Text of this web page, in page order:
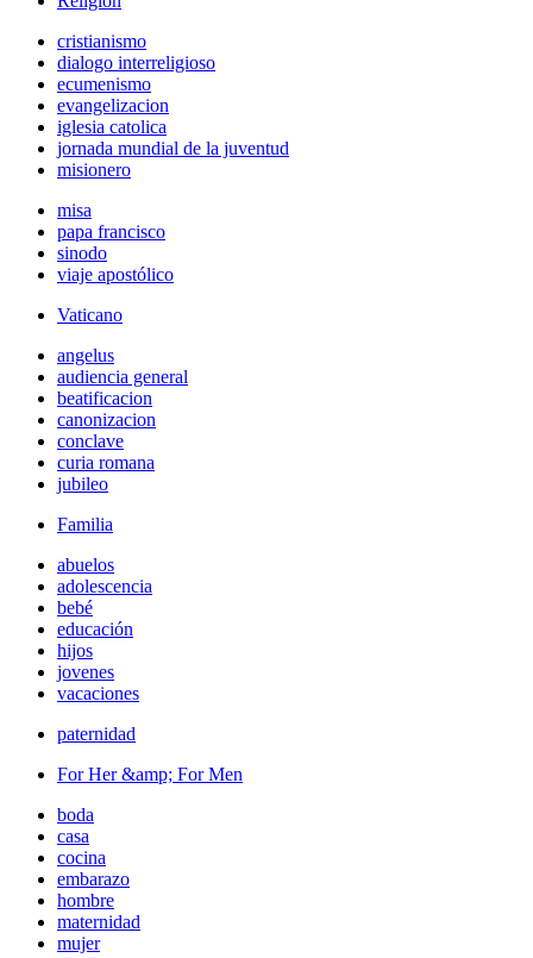
cristianismo
dialogo interreligioso
ecumenismo
evangelizacion
iglesia catolica
jornada mundial de la juventud
misionero
misa
papa francisco
sinodo
viaje apostólico
Vaticano
angelus
audiencia general
beatificacion
canonizacion
conclave
curia romana
jubileo
Familia
abuelos
adolescencia
bebé
educación
hijos
jovenes
vacaciones
paternidad
For Her &amp; For Men
boda
casa
cocina
embarazo
hombre
maternidad
mujer